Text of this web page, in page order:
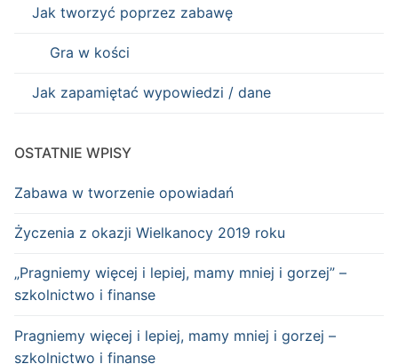
Jak tworzyć poprzez zabawę
Gra w kości
Jak zapamiętać wypowiedzi / dane
OSTATNIE WPISY
Zabawa w tworzenie opowiadań
Życzenia z okazji Wielkanocy 2019 roku
„Pragniemy więcej i lepiej, mamy mniej i gorzej” –
szkolnictwo i finanse
Pragniemy więcej i lepiej, mamy mniej i gorzej –
szkolnictwo i finanse